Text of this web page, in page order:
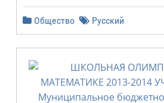
Общество Русский